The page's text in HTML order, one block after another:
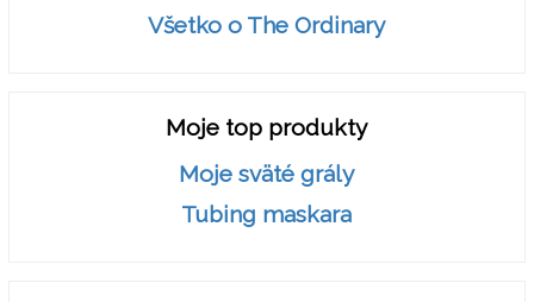
Všetko o The Ordinary
Moje top produkty
Moje sväté grály
Tubing maskara